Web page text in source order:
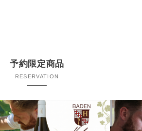
予約限定商品
RESERVATION